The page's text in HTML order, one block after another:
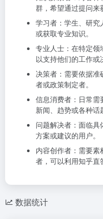
群，希望通过提问来
学习者：学生、研究
或获取专业知识。
专业人士：在特定领
以支持他们的工作或
决策者：需要依据
者或政策制定者。
信息消费者：日常
新闻、趋势或各种话
问题解决者：面临
方案或建议的用户。
内容创作者：需要
者，可以利用知乎直
数据统计